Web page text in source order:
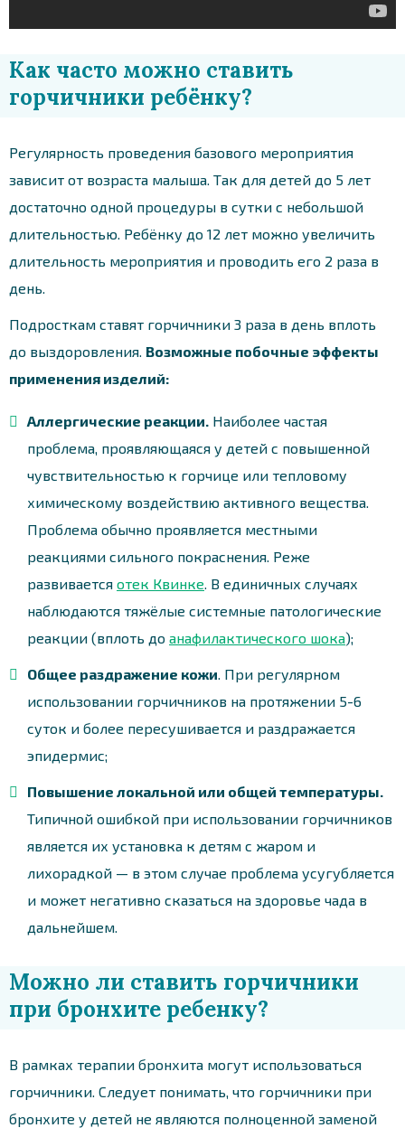
Как часто можно ставить
горчичники ребёнку?
Регулярность проведения базового мероприятия
зависит от возраста малыша. Так для детей до 5 лет
достаточно одной процедуры в сутки с небольшой
длительностью. Ребёнку до 12 лет можно увеличить
длительность мероприятия и проводить его 2 раза в
день.
Подросткам ставят горчичники 3 раза в день вплоть
до выздоровления. Возможные побочные эффекты
применения изделий:
Аллергические реакции. Наиболее частая
проблема, проявляющаяся у детей с повышенной
чувствительностью к горчице или тепловому
химическому воздействию активного вещества.
Проблема обычно проявляется местными
реакциями сильного покраснения. Реже
развивается отек Квинке. В единичных случаях
наблюдаются тяжёлые системные патологические
реакции (вплоть до анафилактического шока);
Общее раздражение кожи. При регулярном
использовании горчичников на протяжении 5-6
суток и более пересушивается и раздражается
эпидермис;
Повышение локальной или общей температуры.
Типичной ошибкой при использовании горчичников
является их установка к детям с жаром и
лихорадкой — в этом случае проблема усугубляется
и может негативно сказаться на здоровье чада в
дальнейшем.
Можно ли ставить горчичники
при бронхите ребенку?
В рамках терапии бронхита могут использоваться
горчичники. Следует понимать, что горчичники при
бронхите у детей не являются полноценной заменой